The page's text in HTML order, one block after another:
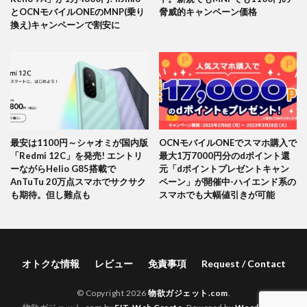
とOCNモバイルONEのMNP(乗り
換え)キャンペーンで割安に
脅威的キャンペーン価格
最安は1100円～シャオミが国内版
「Redmi 12C」を発売! エントリ
ーながらHelio G85搭載で
AnTuTu 20万点スマホでサクサク
も期待。但し難点も
OCNモバイルONEでスマホ購入で
最大1万7000円分のdポイント還
元「dポイントプレゼントキャン
ペーン」が開催中-ハイエンド系の
スマホでも大幅値引きが可能
オトクな情報 レビュー 免責事項 Request / Contact
© Copyright 2026物欲ガジェット.com.